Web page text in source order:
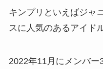
キンプリといえばジャ
スに人気のあるアイド
2022年11月にメンバ